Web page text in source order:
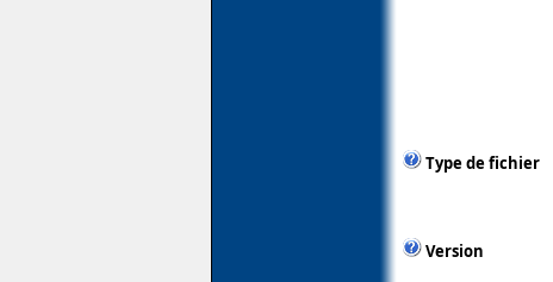
Type de fichier
Version